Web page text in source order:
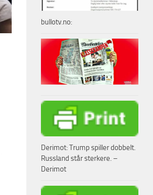
bullotv.no:
Derimot: Trump spiller dobbelt.
Russland står sterkere. –
Derimot